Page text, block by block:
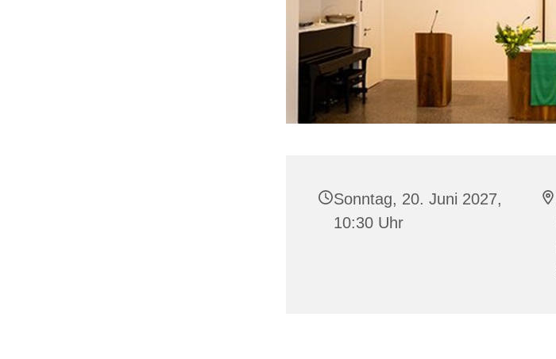
Sonntag, 20. Juni 2027,
10:30 Uhr